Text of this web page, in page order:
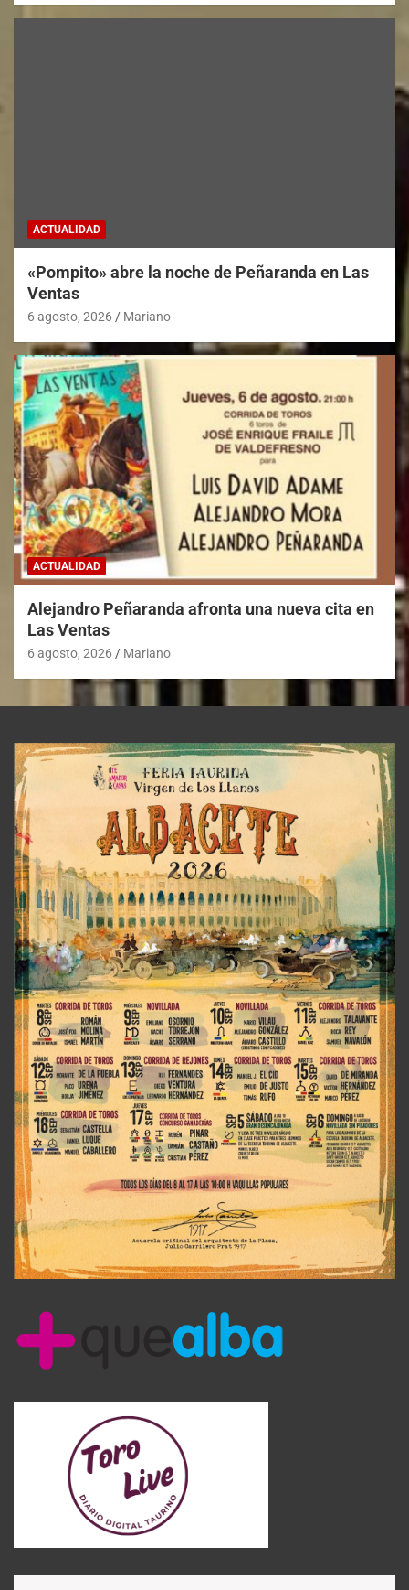
ACTUALIDAD
«Pompito» abre la noche de Peñaranda en Las
Ventas
6 agosto, 2026 Mariano
ACTUALIDAD
Alejandro Peñaranda afronta una nueva cita en
Las Ventas
6 agosto, 2026 Mariano